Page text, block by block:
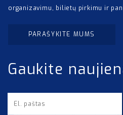
organizavimu, bilietų pirkimu ir
PARAŠYKITE MUMS
Gaukite